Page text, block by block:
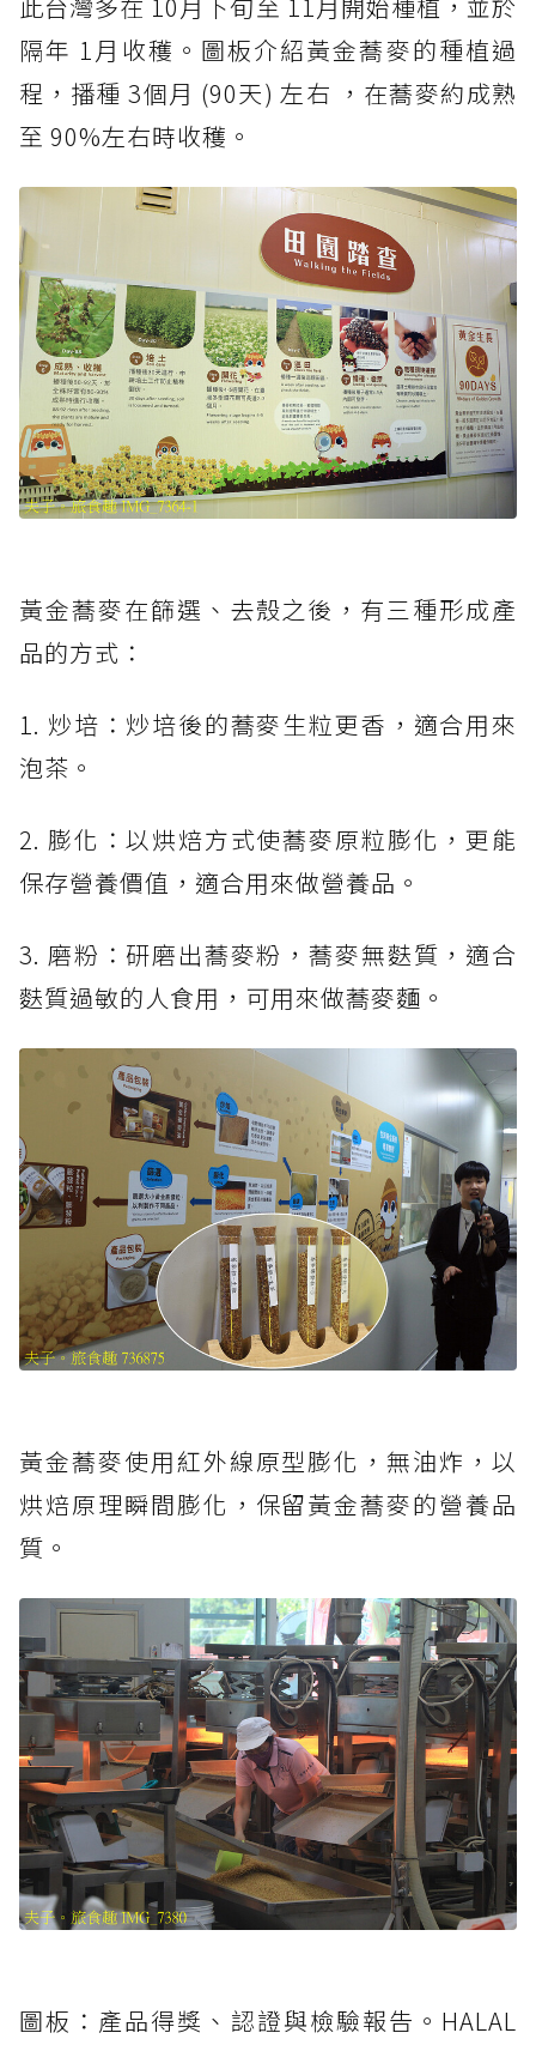
隔年 1月收穫。圖板介紹黃金蕎麥的種植過
程，播種 3個月 (90天) 左右 ，在蕎麥約成熟
至 90%左右時收穫。
黃金蕎麥在篩選、去殼之後，有三種形成產
品的方式：
1. 炒培：炒培後的蕎麥生粒更香，適合用來
泡茶。
2. 膨化：以烘焙方式使蕎麥原粒膨化，更能
保存營養價值，適合用來做營養品。
3. 磨粉：研磨出蕎麥粉，蕎麥無麩質，適合
麩質過敏的人食用，可用來做蕎麥麵。
黃金蕎麥使用紅外線原型膨化，無油炸，以
烘焙原理瞬間膨化，保留黃金蕎麥的營養品
質。
圖板：產品得獎、認證與檢驗報告。HALAL